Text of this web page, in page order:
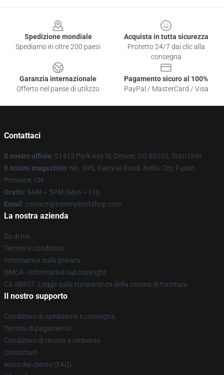
Spedizione mondiale
Spediamo in oltre 200 paesi
Acquista in tutta sicurezza
Protetto 24/7 dai clic alla
consegna
Garanzia internazionale
Offerto nel paese di utilizzo
Pagamento sicuro al 100%
PayPal / MasterCard / Visa
Contattaci
Il nostro ufficio: 51415 Park Ave W, Denver, CO 80205, Stati Uniti
Il nostro magazzino: No. 995, Xianyue Road, Beiliu City, Fujian
Province, CN
Orario: 9AM – 5PM (Mon – Fri)
Email : contact@tommyinnitshop.com
La nostra azienda
Su di noi
Termini e condizioni
Informativa sulla privacy
DMCA - Informativa sul copyright
CA SB657: Legge sulla trasparenza della catena di fornitura
Il nostro supporto
Condizioni di spedizione e consegna
Termini di pagamento
Condizioni di ritorno e rimborso
Contattaci
Aiuto del cliente (FAQ)